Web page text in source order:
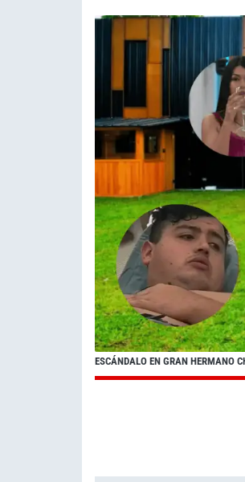
ESCÁNDALO EN GRAN HERMANO